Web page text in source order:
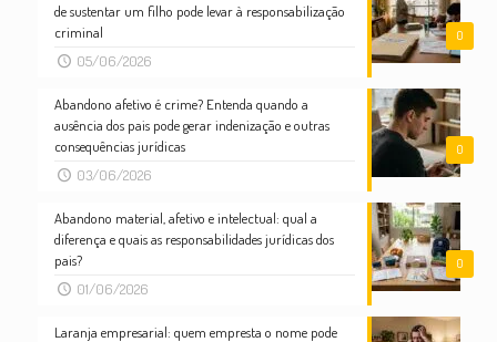
0
de sustentar um filho pode levar à responsabilização
criminal
05/06/2026
0
Abandono afetivo é crime? Entenda quando a
ausência dos pais pode gerar indenização e outras
consequências jurídicas
03/06/2026
0
Abandono material, afetivo e intelectual: qual a
diferença e quais as responsabilidades jurídicas dos
pais?
01/06/2026
Laranja empresarial: quem empresta o nome pode